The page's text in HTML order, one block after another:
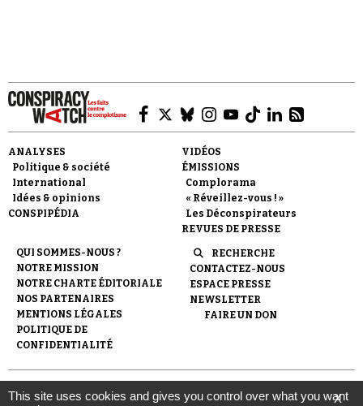
Faire un don
Demander à Vera
ANALYSES
Politique & société
International
Idées & opinions
CONSPIPÉDIA
VIDÉOS
ÉMISSIONS
Complorama
« Réveillez-vous ! »
Les Déconspirateurs
REVUES DE PRESSE
QUI SOMMES-NOUS ?
NOTRE MISSION
NOTRE CHARTE ÉDITORIALE
NOS PARTENAIRES
MENTIONS LÉGALES
POLITIQUE DE
CONFIDENTIALITÉ
RECHERCHE
CONTACTEZ-NOUS
ESPACE PRESSE
NEWSLETTER
FAIRE UN DON
© 2007- 2026 Conspiracy Watch | Une réalisation de
l'Observatoire du conspirationnisme (association loi de 1901) avec
X
This site uses cookies and gives you control over what you want